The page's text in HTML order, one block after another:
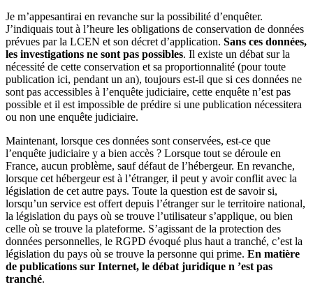
Je m’appesantirai en revanche sur la possibilité d’enquêter.
J’indiquais tout à l’heure les obligations de conservation de données
prévues par la LCEN et son décret d’application. Sans ces données,
les investigations ne sont pas possibles. Il existe un débat sur la
nécessité de cette conservation et sa proportionnalité (pour toute
publication ici, pendant un an), toujours est-il que si ces données ne
sont pas accessibles à l’enquête judiciaire, cette enquête n’est pas
possible et il est impossible de prédire si une publication nécessitera
ou non une enquête judiciaire.
Maintenant, lorsque ces données sont conservées, est-ce que
l’enquête judiciaire y a bien accès ? Lorsque tout se déroule en
France, aucun problème, sauf défaut de l’hébergeur. En revanche,
lorsque cet hébergeur est à l’étranger, il peut y avoir conflit avec la
législation de cet autre pays. Toute la question est de savoir si,
lorsqu’un service est offert depuis l’étranger sur le territoire national,
la législation du pays où se trouve l’utilisateur s’applique, ou bien
celle où se trouve la plateforme. S’agissant de la protection des
données personnelles, le RGPD évoqué plus haut a tranché, c’est la
législation du pays où se trouve la personne qui prime. En matière
de publications sur Internet, le débat juridique n ’est pas
tranché.